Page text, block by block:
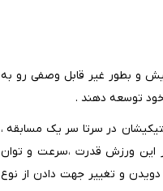
و بطور غیر قابل وصفی رو به
خود توسعه دهند .
در سرتا سر یک مسابقه ،
این ورزش قدرت ،سرعت و توان
دویدن و تغییر جهت دادن از نوع